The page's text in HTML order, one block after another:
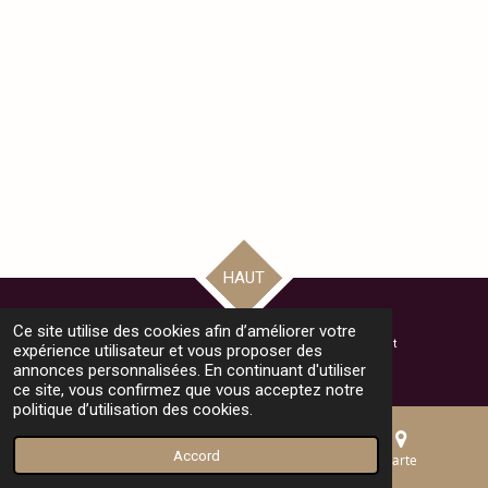
Ce site utilise des cookies afin d’améliorer votre
expérience utilisateur et vous proposer des
annonces personnalisées. En continuant d'utiliser
ce site, vous confirmez que vous acceptez notre
politique d’utilisation des cookies.
Accord
HAUT
© 2024 - 2025 Bienvenue au Collège Monthéty - Pontault Combault
Téléphone Carte